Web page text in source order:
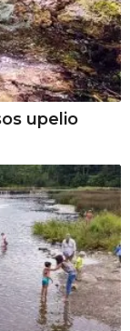
upelio